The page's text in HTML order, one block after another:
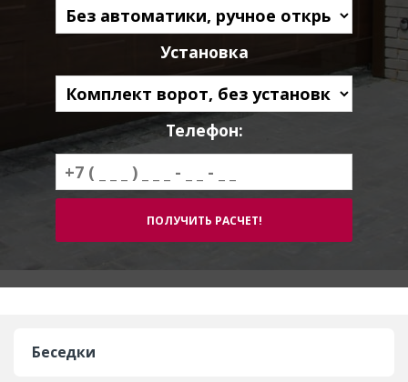
Установка
Телефон:
Беседки